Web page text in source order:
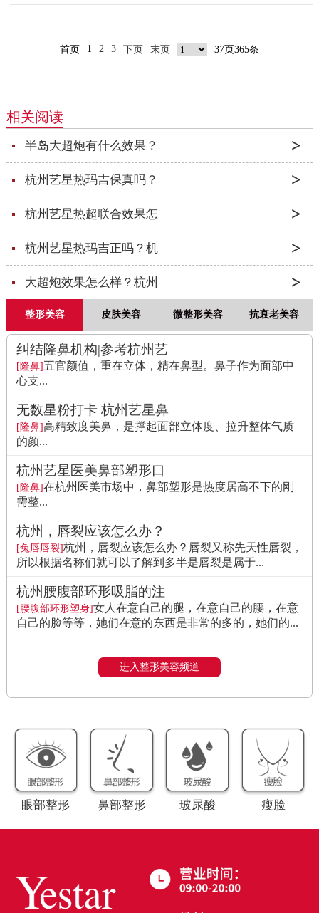
首页 1 2 3 下页 末页 37页365条
相关阅读
半岛大超炮有什么效果？
杭州艺星热玛吉保真吗？
杭州艺星热超联合效果怎
杭州艺星热玛吉正吗？机
大超炮效果怎么样？杭州
整形美容 皮肤美容 微整形美容 抗衰老美容
纠结隆鼻机构|参考杭州艺
[隆鼻]五官颜值，重在立体，精在鼻型。鼻子作为面部中
心支...
无数星粉打卡 杭州艺星鼻
[隆鼻]高精致度美鼻，是撑起面部立体度、拉升整体气质
的颜...
杭州艺星医美鼻部塑形口
[隆鼻]在杭州医美市场中，鼻部塑形是热度居高不下的刚
需整...
杭州，唇裂应该怎么办？
[兔唇唇裂]杭州，唇裂应该怎么办？唇裂又称先天性唇裂，
所以根据名称们就可以了解到多半是唇裂是属于...
杭州腰腹部环形吸脂的注
[腰腹部环形塑身]女人在意自己的腿，在意自己的腰，在意
自己的脸等等，她们在意的东西是非常的多的，她们的...
进入整形美容频道
眼部整形 鼻部整形 玻尿酸 瘦脸